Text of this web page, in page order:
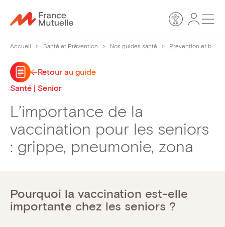
au
Accessibilité
Espace
Accueil > Santé et Prévention > Nos guides santé > Prévention et bien-être
Retour au guide
Santé | Senior
L’importance de la
vaccination pour les seniors
: grippe, pneumonie, zona
Pourquoi la vaccination est-elle
importante chez les seniors ?